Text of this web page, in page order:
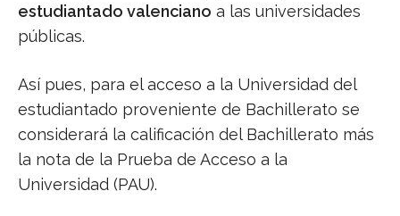
estudiantado valenciano a las universidades
públicas.
Así pues, para el acceso a la Universidad del
estudiantado proveniente de Bachillerato se
considerará la calificación del Bachillerato más
la nota de la Prueba de Acceso a la
Universidad (PAU).